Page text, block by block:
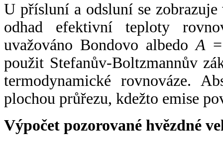
U přísluní a odsluní se
odhad efektivní teploty
uvažováno Bondovo albedoA
použit Stefanův-Boltzmannův
termodynamické rovnováze.
plochou průřezu, kdežto emise
Výpočet pozorované hvězdné